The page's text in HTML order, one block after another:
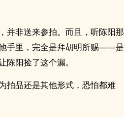
并非送来参拍。而且，听陈阳那
手里，完全是拜胡明所赐——是
阳捡了这个漏。
拍品还是其他形式，恐怕都难